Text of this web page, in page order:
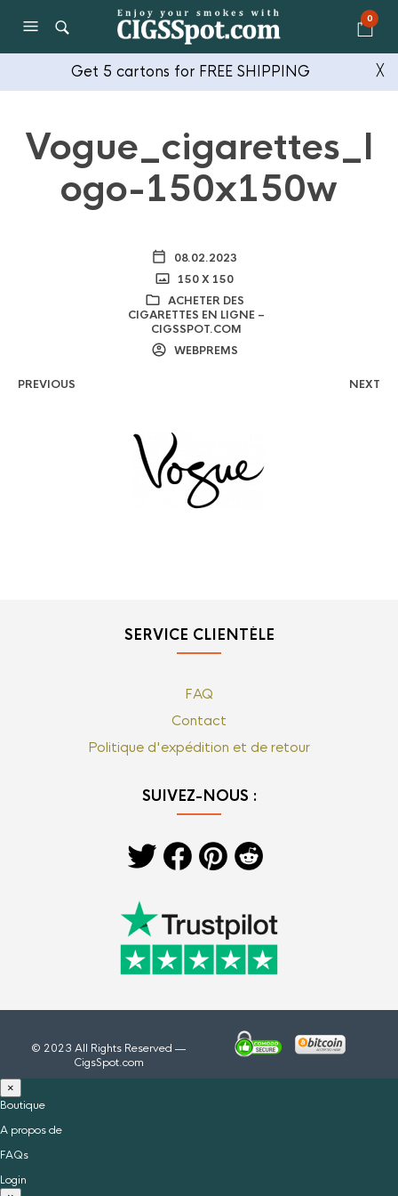
0
Get 5 cartons for FREE SHIPPING ╳
Vogue_cigarettes_l
ogo-150x150w
08.02.2023
150 X 150
ACHETER DES
CIGARETTES EN LIGNE –
CIGSSPOT.COM
WEBPREMS
PREVIOUS NEXT
SERVICE CLIENTÈLE
FAQ
Contact
Politique d'expédition et de retour
SUIVEZ-NOUS :
© 2023 All Rights Reserved —
CigsSpot.com
×
Boutique
A propos de
FAQs
Login